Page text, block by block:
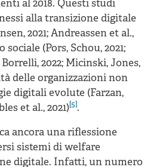
al 2018. Questi studi
alla transizione digitale
2021; Andreassen et al.,
(Pors, Schou, 2021;
2022; Micinski, Jones,
delle organizzazioni non
digitali evolute (Farzan,
et al., 2021)[5].
ancora una riflessione
sistemi di welfare
digitale. Infatti, un numero